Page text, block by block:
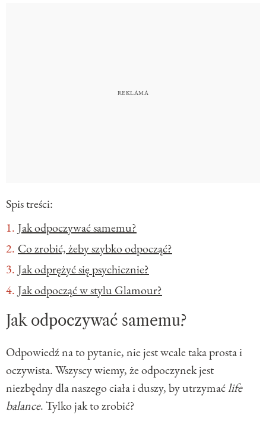
Spis treści:
Jak odpoczywać samemu?
Co zrobić, żeby szybko odpocząć?
Jak odprężyć się psychicznie?
Jak odpocząć w stylu Glamour?
Jak odpoczywać samemu?
Odpowiedź na to pytanie, nie jest wcale taka prosta i
oczywista. Wszyscy wiemy, że odpoczynek jest
niezbędny dla naszego ciała i duszy, by utrzymaćlife
balance. Tylko jak to zrobić?